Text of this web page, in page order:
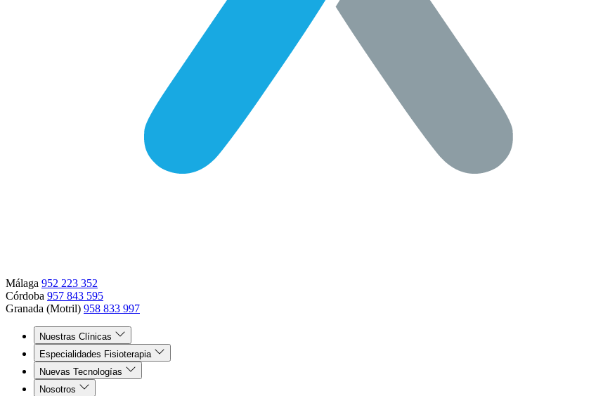
Málaga 952 223 352
Córdoba 957 843 595
Granada (Motril) 958 833 997
Nuestras Clínicas
Especialidades Fisioterapia
Nuevas Tecnologías
Nosotros